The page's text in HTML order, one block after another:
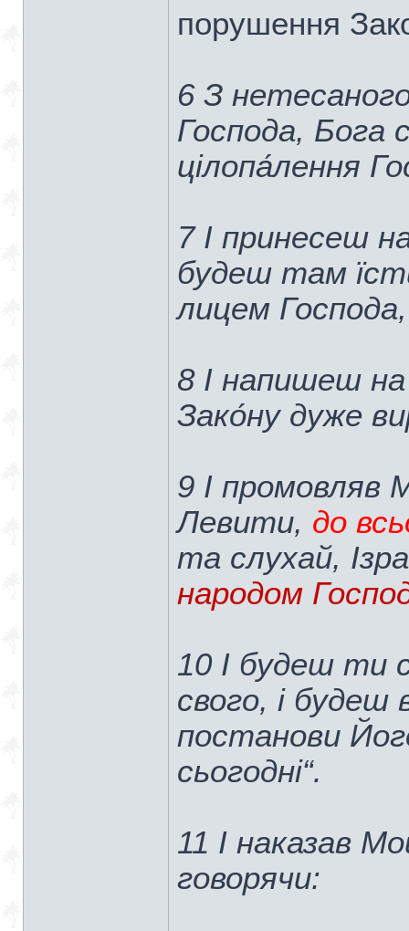
порушення
6 З
Господа, Бога
цілопа́лення
7 І принесеш
будеш там
лицем
8 І напишеш на
Зако́ну дуже
9 І промовляв
Левити, до
та слухай,
народом
10 І будеш ти
свого, і будеш
постанови
сьогодні“.
11 І наказав
говорячи: